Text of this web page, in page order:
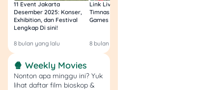
11 Event Jakarta
Desember 2025: Konser,
Exhibition, dan Festival
Lengkap Di sini!
8 bulan yang lalu
Link Live Streaming
Timnas vs Filipina SEA
Games Malam Ini, Gratis!
8 bulan yang lalu
🍿 Weekly Movies
Nonton apa minggu ini? Yuk
lihat daftar film bioskop &